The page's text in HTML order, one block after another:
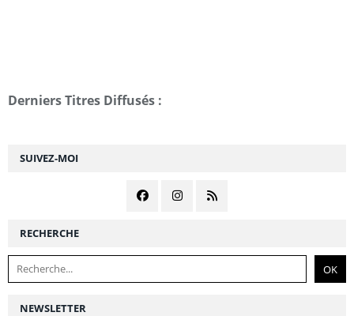
NEWSLETTER
SUIVEZ-MOI
RECHERCHE
Derniers Titres Diffusés :